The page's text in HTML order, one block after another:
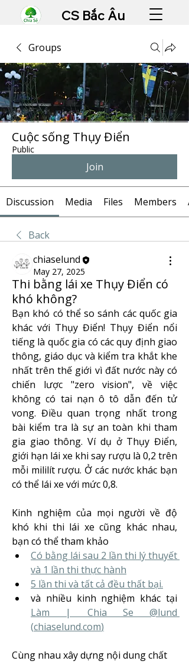
CS Bắc Âu
Groups
Cuộc sống Thụy Điển
Public
Join
Discussion Media Files Members
Back
chiaselund
May 27, 2025
Thi bằng lái xe Thụy Điển có
khó không?
Bạn khó có thể so sánh các quốc gia
khác với Thụy Điển! Thụy Điển nổi
tiếng là quốc gia có các quy định giao
thông, giáo dục và kiểm tra khắt khe
nhất trên thế giới vì đất nước này có
chiến lược "zero vision", về việc
không có tai nạn ô tô dẫn đến tử
vong. Điều quan trọng nhất trong
bài kiểm tra là sự an toàn khi tham
gia giao thông. Ví dụ ở Thụy Điển,
giới hạn lái xe khi say rượu là 0,2 trên
mỗi mililít rượu. Ở các nước khác bạn
có thể lái xe với mức 0,8.
Kinh nghiệm của mọi người về độ
khó khi thi lái xe cũng khác nhau,
bạn có thể tham khảo
Có bằng lái sau 2 lần thi lý thuyết
và 1 lần thi thực hành
5 lần thi và tất cả đều thất bại.
Làm | Chia Se @lund
(chiaselund.com)
Cùng nhau xây dựng nội dung chất